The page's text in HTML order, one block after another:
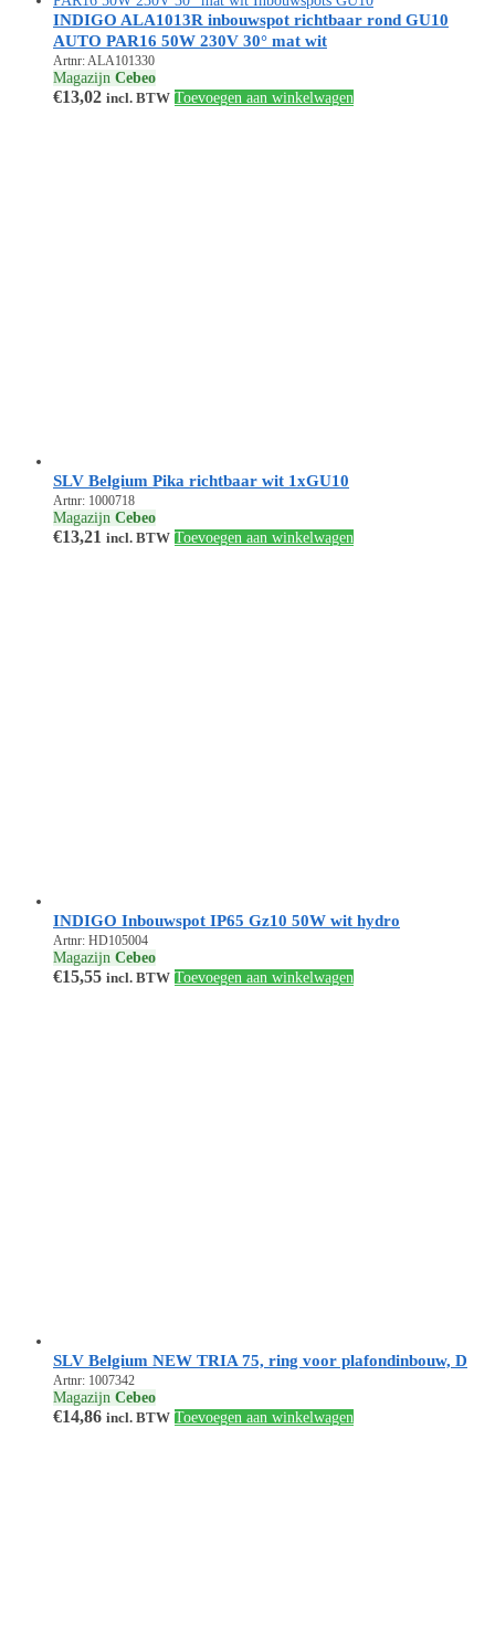
INDIGO ALA1013R inbouwspot richtbaar rond GU10
AUTO PAR16 50W 230V 30° mat wit
Artnr: ALA101330
Magazijn Cebeo
€13,02 incl. BTW Toevoegen aan winkelwagen
SLV Belgium Pika richtbaar wit 1xGU10
Artnr: 1000718
Magazijn Cebeo
€13,21 incl. BTW Toevoegen aan winkelwagen
INDIGO Inbouwspot IP65 Gz10 50W wit hydro
Artnr: HD105004
Magazijn Cebeo
€15,55 incl. BTW Toevoegen aan winkelwagen
SLV Belgium NEW TRIA 75, ring voor plafondinbouw, D
Artnr: 1007342
Magazijn Cebeo
€14,86 incl. BTW Toevoegen aan winkelwagen